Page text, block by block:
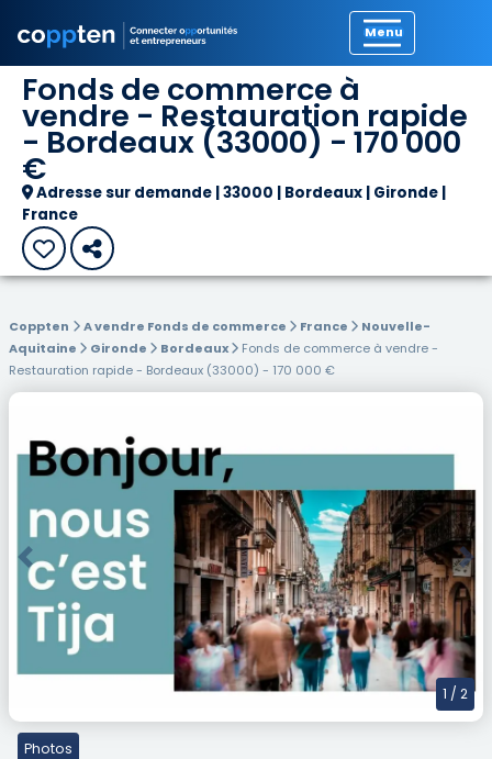
Fonds de commerce à
vendre - Restauration rapide
- Bordeaux (33000) - 170 000
€
Adresse sur demande | 33000 | Bordeaux | Gironde |
France
Coppten A vendre Fonds de commerce France
Nouvelle-
Aquitaine
Gironde Bordeaux
Fonds de commerce à vendre -
Restauration rapide - Bordeaux (33000) - 170 000 €
Previous
1 / 2
Photos